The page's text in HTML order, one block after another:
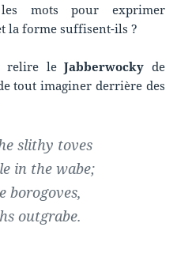
mots pour exprimer
la forme suffisent-ils ?
relire leJabberwocky de
tout imaginer derrière des
slithy toves
in the wabe;
borogoves,
outgrabe.